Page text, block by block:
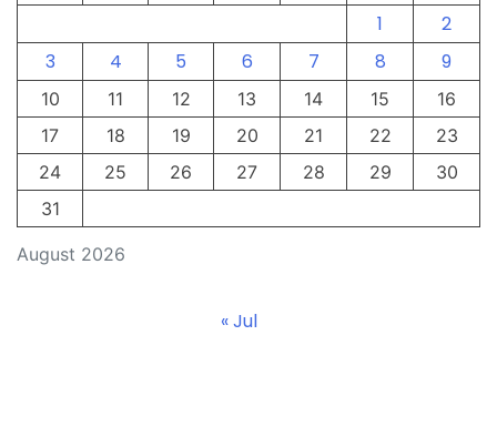
August 2026
1
2
3
4 5 6 7 8 9
10 11 12 13 14 15
16
17
18 19 20 21 22
23
24
25 26 27 28 29
30
31
« Jul